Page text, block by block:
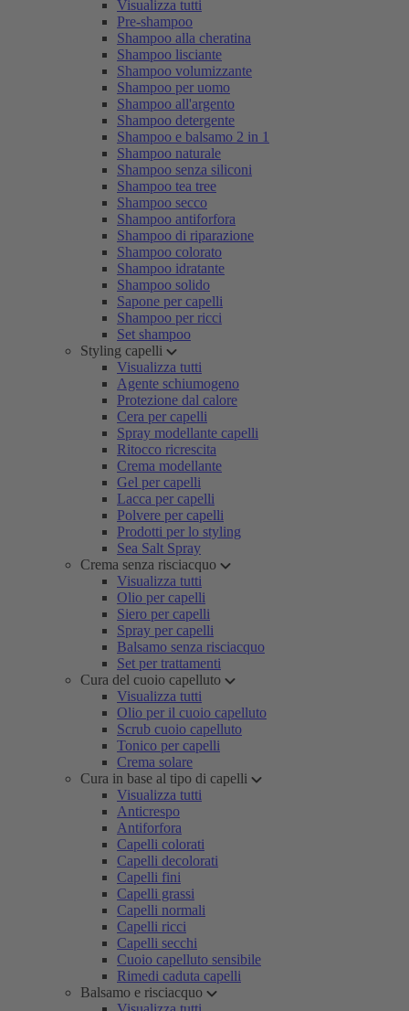
Visualizza tutti
Pre-shampoo
Shampoo alla cheratina
Shampoo lisciante
Shampoo volumizzante
Shampoo per uomo
Shampoo all'argento
Shampoo detergente
Shampoo e balsamo 2 in 1
Shampoo naturale
Shampoo senza siliconi
Shampoo tea tree
Shampoo secco
Shampoo antiforfora
Shampoo di riparazione
Shampoo colorato
Shampoo idratante
Shampoo solido
Sapone per capelli
Shampoo per ricci
Set shampoo
Styling capelli
Visualizza tutti
Agente schiumogeno
Protezione dal calore
Cera per capelli
Spray modellante capelli
Ritocco ricrescita
Crema modellante
Gel per capelli
Lacca per capelli
Polvere per capelli
Prodotti per lo styling
Sea Salt Spray
Crema senza risciacquo
Visualizza tutti
Olio per capelli
Siero per capelli
Spray per capelli
Balsamo senza risciacquo
Set per trattamenti
Cura del cuoio capelluto
Visualizza tutti
Olio per il cuoio capelluto
Scrub cuoio capelluto
Tonico per capelli
Crema solare
Cura in base al tipo di capelli
Visualizza tutti
Anticrespo
Antiforfora
Capelli colorati
Capelli decolorati
Capelli fini
Capelli grassi
Capelli normali
Capelli ricci
Capelli secchi
Cuoio capelluto sensibile
Rimedi caduta capelli
Balsamo e risciacquo